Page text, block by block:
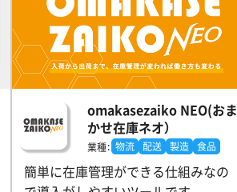
omakasezaiko NEO(おま
かせ在庫ネオ）
業種： 物流 配送 製造 食品
簡単に在庫管理ができる仕組みなの